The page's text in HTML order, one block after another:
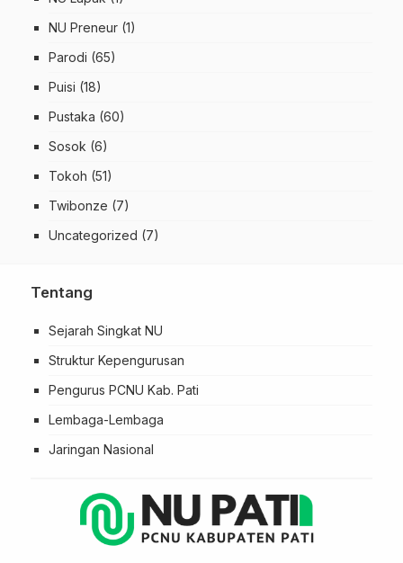
NU Preneur (1)
Parodi (65)
Puisi (18)
Pustaka (60)
Sosok (6)
Tokoh (51)
Twibonze (7)
Uncategorized (7)
Tentang
Sejarah Singkat NU
Struktur Kepengurusan
Pengurus PCNU Kab. Pati
Lembaga-Lembaga
Jaringan Nasional